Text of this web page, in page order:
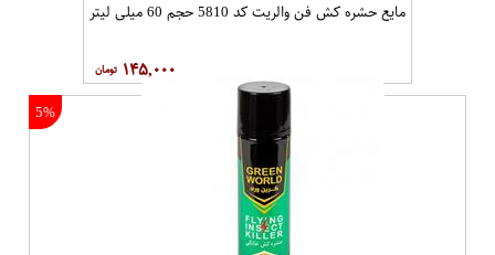
مایع حشره کش فن والریت کد 5810 حجم 60 میلی لیتر
۱۴۵,۰۰۰
5%